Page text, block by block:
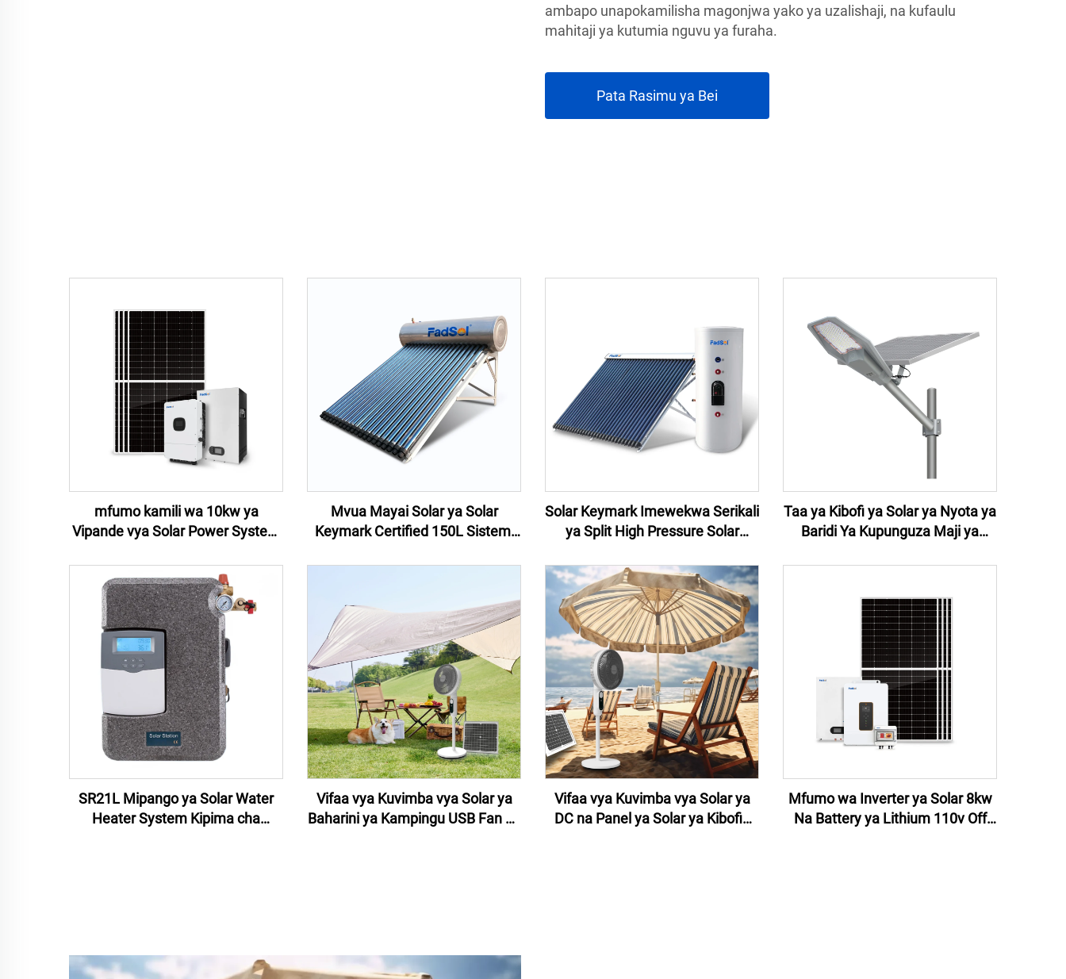
ambapo unapokamilisha magonjwa yako ya uzalishaji, na kufaulu
mahitaji ya kutumia nguvu ya furaha.
Pata Rasimu ya Bei
mfumo kamili wa 10kw ya
Vipande vya Solar Power System
Hybrid Off Grid Solar System
Mvua Mayai Solar ya Solar
Keymark Certified 150L Sistemi
ya Nyumbani, Hotel au Biashara
Solar Keymark Imewekwa Serikali
ya Split High Pressure Solar
Water Heater Bei ya Maji ya
Kipepeo
Taa ya Kibofi ya Solar ya Nyota ya
Baridi Ya Kupunguza Maji ya
za Kupanga Taa ya Solar ya Kibofi
SR21L Mipango ya Solar Water
Heater System Kipima cha
Vifaa vya Kuvimba vya Solar ya
Baharini ya Kampingu USB Fan ya
Vifaa vya Kuvimba vya Solar ya
DC na Panel ya Solar ya Kibofia
Mfumo wa Inverter ya Solar 8kw
Na Battery ya Lithium 110v Off